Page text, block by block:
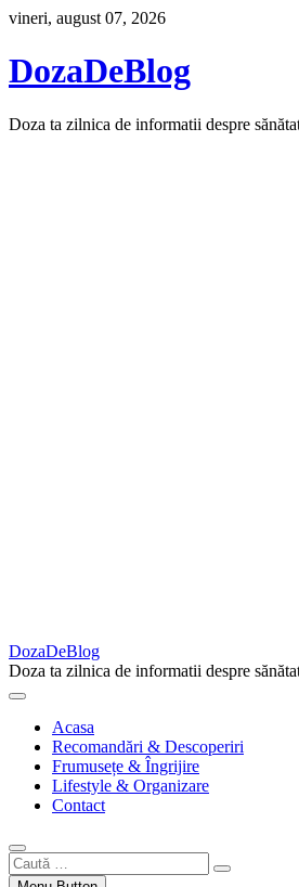
Skip
content
vineri, august 07, 2026
DozaDeBlog
Doza ta zilnica de informatii despre
DozaDeBlog
Doza ta zilnica de informatii despre
Acasa
Recomandări & Descoperiri
Frumusețe & Îngrijire
Lifestyle & Organizare
Contact
Caută
…